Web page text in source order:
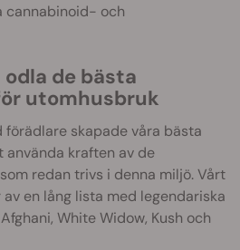
cannabinoid- och
de bästa
utomhusbruk
förädlare skapade våra bästa
använda kraften av de
redan trivs i denna miljö. Vårt
en lång lista med legendariska
White Widow, Kush och